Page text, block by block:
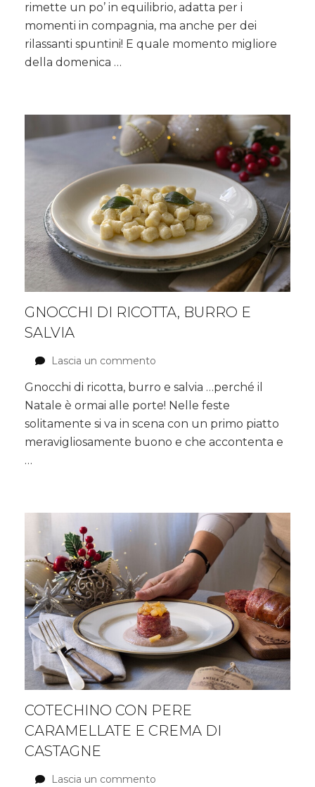
spinaci
rimette un po’ in equilibrio, adatta per i
momenti in compagnia, ma anche per dei
rilassanti spuntini! E quale momento migliore
della domenica …
GNOCCHI DI RICOTTA, BURRO E
SALVIA
Lascia un commento
di
ricotta,
burro
salvia
Gnocchi di ricotta, burro e salvia …perché il
Natale è ormai alle porte! Nelle feste
solitamente si va in scena con un primo piatto
meravigliosamente buono e che accontenta e
…
COTECHINO CON PERE
CARAMELLATE E CREMA DI
CASTAGNE
Lascia un commento